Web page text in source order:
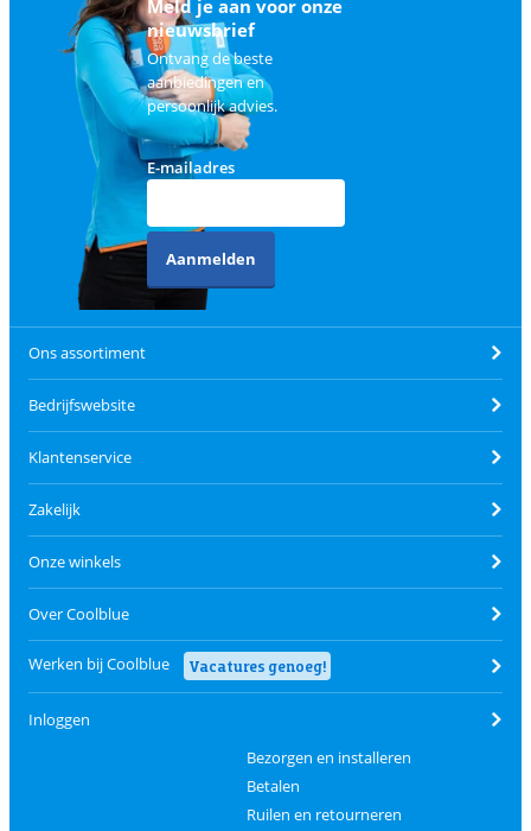
Meld je aan voor onze
nieuwsbrief
Ontvang de beste
aanbiedingen en
persoonlijk advies.
E-mailadres
Aanmelden
Ons assortiment
Bedrijfswebsite
Klantenservice
Zakelijk
Onze winkels
Over Coolblue
Werken bij Coolblue Vacatures genoeg!
Inloggen
Bezorgen en installeren
Betalen
Ruilen en retourneren